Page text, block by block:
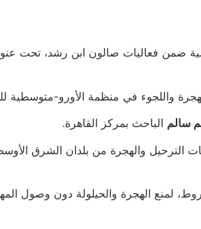
ندوة نقاشية ضمن فعاليات صالون ابن رشد،
واللجوء في منظمة الأورو-متوسطية
سالم الباحث بمركز القاهرة.
الترحيل والهجرة من بلدان الشرق
دون أي شروط، لمنع الهجرة والحيلولة دون